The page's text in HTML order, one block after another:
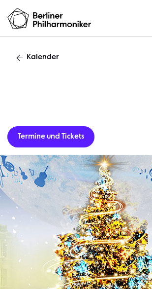
Kalender
Termine und Tickets